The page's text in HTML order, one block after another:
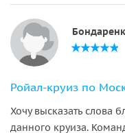
Хочу высказать слова
данного круиза.